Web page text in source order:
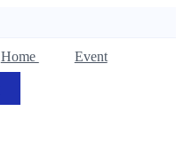
Home
Event